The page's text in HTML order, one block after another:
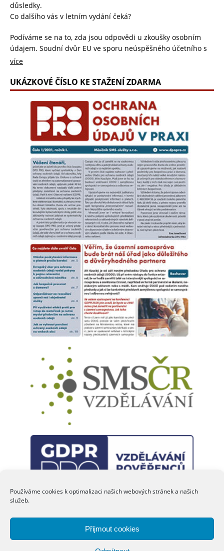
Používáme cookies k optimalizaci našich webových stránek a našich
služeb.
Přijmout cookies
důsledky.
Co dalšího vás v letním vydání čeká?
Podíváme se na to, zda jsou odpovědi u zkoušky osobním
údajem. Soudní dvůr EU ve sporu neúspěšného účetního s
irským institutem potvrdil, že písemné odpovědi zkoušeného
musí mít student přístup. Tento judikát tak zásadně ovlivnil
práva na ochranu soukromí v oblasti vzdělávání a profesních
zkoušek.
Všichni navíc známe situaci, kdy na mobilu narazíme na limit
úložiště a data přesuneme na vzdálené servery. Využívání
cloudu je dnes standardem pro jednotlivce i firmy, a proto
se Ludmila Probstová ve svém článku věnuje limitům fyzické
kontroly, specifickým úskalím z hlediska GDPR a rozdělení
rolí mezi uživatelem a globálními poskytovateli.
S ohledem na bezprecedentní bezpečnostní situaci ve světě
se Evropská unie zaměřila také na zvyšování odolnosti
klíčových institucí. Cílem nové legislativy je zajistit, aby
relevantní subjekty byly schopné okamžitě reagovat na krize.
Má však čistě bezpečnostní legislativa propojení s ochranou
osobních údajů a jaké nové povinnosti z ní pro správce
vyplývají? To ve svém textu detailně rozebírá Vojtěch Dlouhý.
Ptáte se, zda je to vše? Kdepak. Časopis přináší i řadu
dalších informací, aktualit a inspirativních podnětů pro vaši
každodenní práci. Ničím nerušené čtení a pohodové letní
dny vám přeje
více
UKÁZKOVÉ ČÍSLO KE STAŽENÍ ZDARMA